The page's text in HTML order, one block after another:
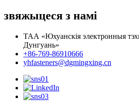
звяжыцеся з намі
ТАА «Юхуанскія электронныя
Дунгуань»
+86-769-86910666
yhfasteners@dgmingxing.cn